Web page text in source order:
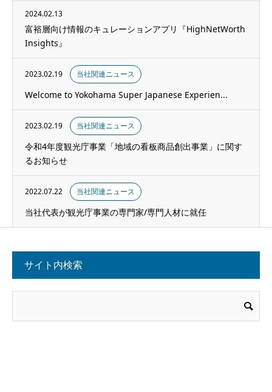
2024.02.13
富裕層向け情報のキュレーションアプリ『HighNetWorth
Insights』
2023.02.19 当社関連ニュース
Welcome to Yokohama Super Japanese Experien...
2023.02.19 当社関連ニュース
令和4年度観光庁事業「地域の看板商品創出事業」に関す
るお知らせ
2022.07.22 当社関連ニュース
当社代表が観光庁事業の専門家/専門人材に就任
サイト内検索